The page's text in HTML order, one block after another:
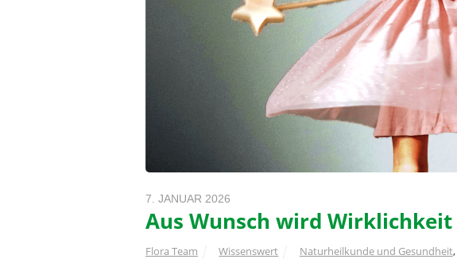
7. JANUAR 2026
Aus Wunsch wird Wirklichkeit
Flora Team Wissenswert Naturheilkunde und Gesundheit,